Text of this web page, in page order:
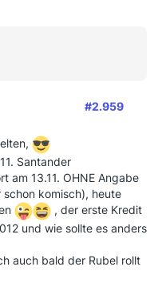
#2.959
Santander
am 13.11. OHNE Angabe
schon komisch), heute
, der erste Kredit
und wie sollte es anders
auch bald der Rubel rollt